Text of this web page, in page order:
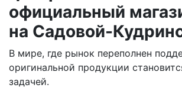
официальный
на Садовой-
В мире, где рынок переполнен
оригинальной продукции
задачей.